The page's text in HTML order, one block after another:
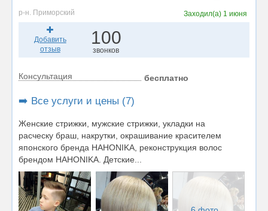
р-н. Приморский Заходил(а) 1 июня
Добавить
отзыв
100
звонков
Консультация бесплатно
➡️ Все услуги и цены (7)
Женские стрижки, мужские стрижки, укладки на
расческу браш, накрутки, окрашивание красителем
японского бренда НАНОNIKA, реконструкция волос
брендом HAHONIKA. Детские...